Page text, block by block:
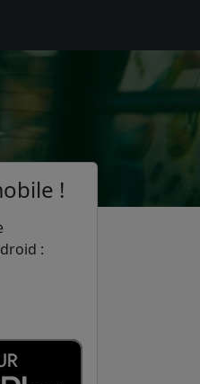
!
: